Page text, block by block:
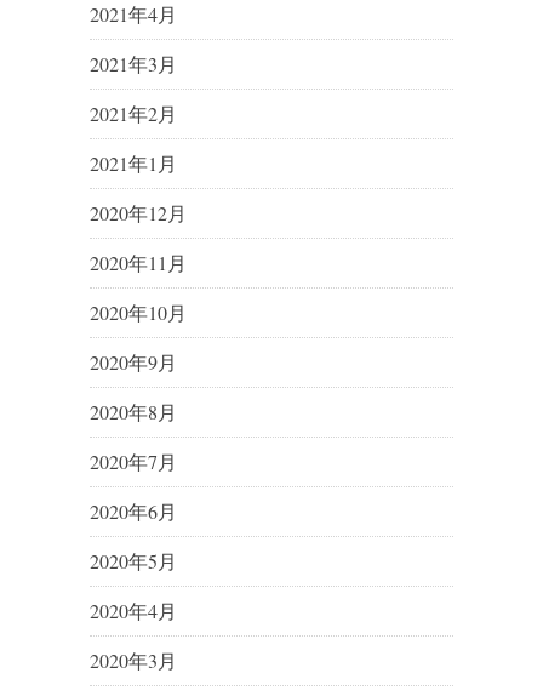
2021年4月
2021年3月
2021年2月
2021年1月
2020年12月
2020年11月
2020年10月
2020年9月
2020年8月
2020年7月
2020年6月
2020年5月
2020年4月
2020年3月